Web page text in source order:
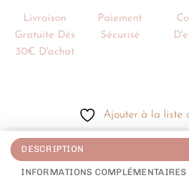
Livraison
Gratuite Dès
30€ D'achat
Paiement
Sécurisé
Ajouter à la liste
DESCRIPTION
INFORMATIONS COMPLÉMENTAIRES